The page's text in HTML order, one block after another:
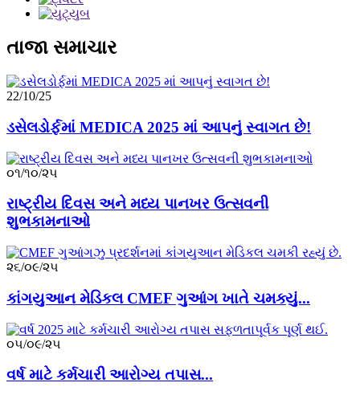
તાજા સમાચાર
22/10/25
ડસેલડોર્ફમાં MEDICA 2025 માં આપનું સ્વાગત છે!
૦૧/૧૦/૨૫
રાષ્ટ્રીય દિવસ અને મધ્ય પાનખર ઉત્સવની
શુભકામનાઓ
૨૬/૦૯/૨૫
કાંગયુઆન મેડિકલ CMEF ગુઆંગ ખાતે ચમક્યું...
૦૫/૦૯/૨૫
વર્ષ માટે કર્મચારી આરોગ્ય તપાસ...